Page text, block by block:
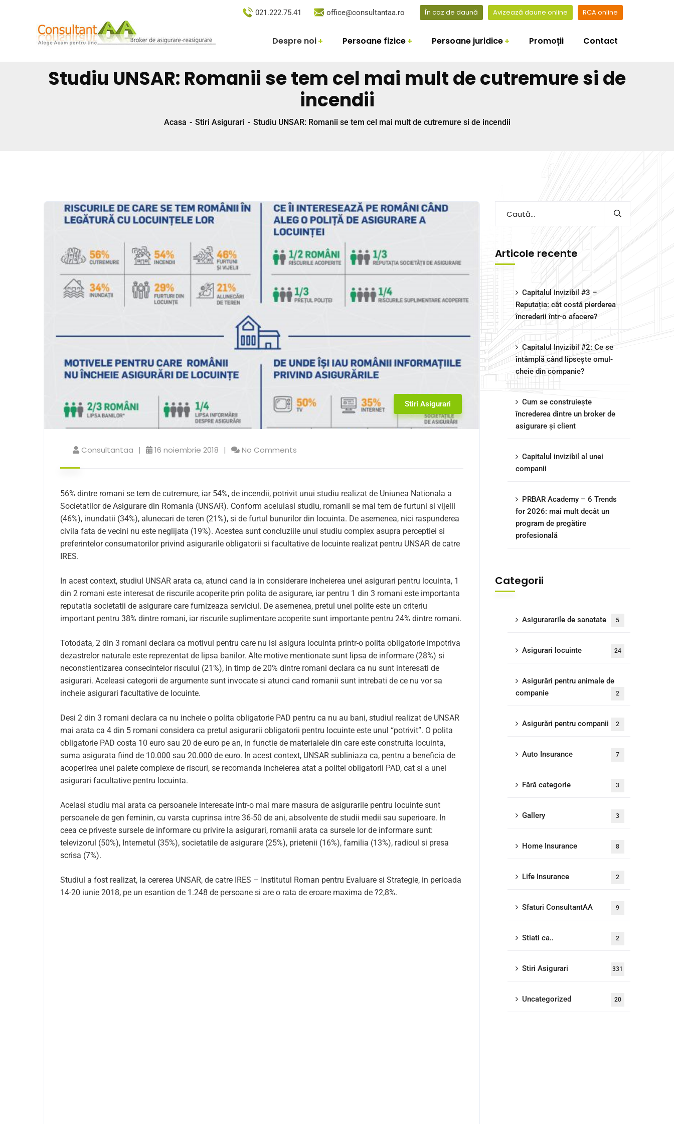
021.222.75.41 office@consultantaa.ro În caz de daună Avizează daune online RCA online
Despre noi Persoane fizice Persoane juridice Promoții Contact
Studiu UNSAR: Romanii se tem cel mai mult de cutremure si de
incendii
Acasa Stiri Asigurari Studiu UNSAR: Romanii se tem cel mai mult de cutremure si de incendii
Stiri Asigurari
Consultantaa 16 noiembrie 2018 No Comments
56% dintre romani se tem de cutremure, iar 54%, de incendii, potrivit unui studiu realizat de Uniunea Nationala a
Societatilor de Asigurare din Romania (UNSAR). Conform aceluiasi studiu, romanii se mai tem de furtuni si vijelii
(46%), inundatii (34%), alunecari de teren (21%), si de furtul bunurilor din locuinta. De asemenea, nici raspunderea
civila fata de vecini nu este neglijata (19%). Acestea sunt concluziile unui studiu complex asupra perceptiei si
preferintelor consumatorilor privind asigurarile obligatorii si facultative de locuinte realizat pentru UNSAR de catre
IRES.
In acest context, studiul UNSAR arata ca, atunci cand ia in considerare incheierea unei asigurari pentru locuinta, 1
din 2 romani este interesat de riscurile acoperite prin polita de asigurare, iar pentru 1 din 3 romani este importanta
reputatia societatii de asigurare care furnizeaza serviciul. De asemenea, pretul unei polite este un criteriu
important pentru 38% dintre romani, iar riscurile suplimentare acoperite sunt importante pentru 24% dintre romani.
Totodata, 2 din 3 romani declara ca motivul pentru care nu isi asigura locuinta printr-o polita obligatorie impotriva
dezastrelor naturale este reprezentat de lipsa banilor. Alte motive mentionate sunt lipsa de informare (28%) si
neconstientizarea consecintelor riscului (21%), in timp de 20% dintre romani declara ca nu sunt interesati de
asigurari. Aceleasi categorii de argumente sunt invocate si atunci cand romanii sunt intrebati de ce nu vor sa
incheie asigurari facultative de locuinte.
Desi 2 din 3 romani declara ca nu incheie o polita obligatorie PAD pentru ca nu au bani, studiul realizat de UNSAR
mai arata ca 4 din 5 romani considera ca pretul asigurarii obligatorii pentru locuinte este unul “potrivit”. O polita
obligatorie PAD costa 10 euro sau 20 de euro pe an, in functie de materialele din care este construita locuinta,
suma asigurata fiind de 10.000 sau 20.000 de euro. In acest context, UNSAR subliniaza ca, pentru a beneficia de
acoperirea unei palete complexe de riscuri, se recomanda incheierea atat a politei obligatorii PAD, cat si a unei
asigurari facultative pentru locuinta.
Acelasi studiu mai arata ca persoanele interesate intr-o mai mare masura de asigurarile pentru locuinte sunt
persoanele de gen feminin, cu varsta cuprinsa intre 36-50 de ani, absolvente de studii medii sau superioare. In
ceea ce priveste sursele de informare cu privire la asigurari, romanii arata ca sursele lor de informare sunt:
televizorul (50%), Internetul (35%), societatile de asigurare (25%), prietenii (16%), familia (13%), radioul si presa
scrisa (7%).
Studiul a fost realizat, la cererea UNSAR, de catre IRES – Institutul Roman pentru Evaluare si Strategie, in perioada
14-20 iunie 2018, pe un esantion de 1.248 de persoane si are o rata de eroare maxima de ?2,8%.
Articole recente
Capitalul Invizibil #3 –
Reputația: cât costă pierderea
încrederii într-o afacere?
Capitalul Invizibil #2: Ce se
întâmplă când lipsește omul-
cheie din companie?
Cum se construiește
încrederea dintre un broker de
asigurare și client
Capitalul invizibil al unei
companii
PRBAR Academy – 6 Trends
for 2026: mai mult decât un
program de pregătire
profesională
Categorii
Asigurararile de sanatate 5
Asigurari locuinte 24
Asigurări pentru animale de
companie
2
Asigurări pentru companii 2
Auto Insurance 7
Fără categorie 3
Gallery 3
Home Insurance 8
Life Insurance 2
Sfaturi ConsultantAA 9
Stiati ca.. 2
Stiri Asigurari 331
Uncategorized 20